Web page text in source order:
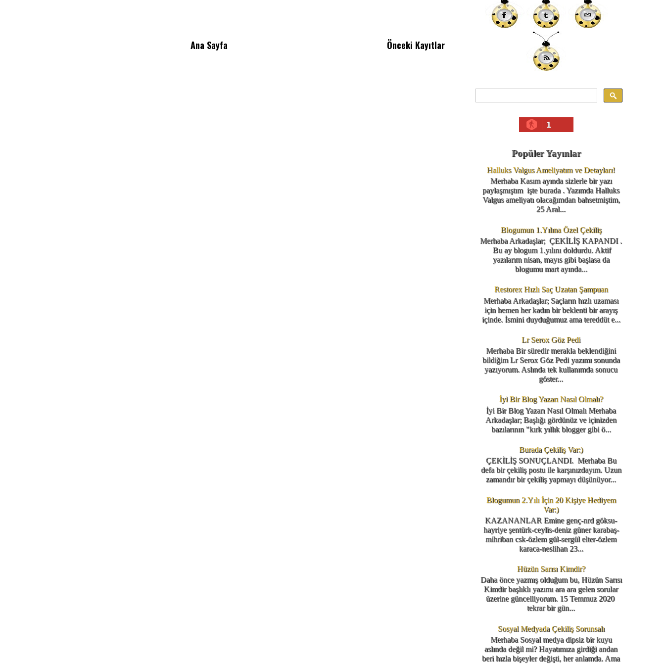
Önceki Kayıtlar
Ana Sayfa
1
Popüler Yayınlar
Halluks Valgus Ameliyatım ve Detayları!
Merhaba Kasım ayında sizlerle bir yazı
paylaşmıştım işte burada . Yazımda Halluks
Valgus ameliyatı olacağımdan bahsetmiştim,
25 Aral...
Blogumun 1.Yılına Özel Çekiliş
Merhaba Arkadaşlar; ÇEKİLİŞ KAPANDI .
Bu ay blogum 1.yılını doldurdu. Aktif
yazılarım nisan, mayıs gibi başlasa da
blogumu mart ayında...
Restorex Hızlı Saç Uzatan Şampuan
Merhaba Arkadaşlar; Saçların hızlı uzaması
için hemen her kadın bir beklenti bir arayış
içinde. İsmini duyduğumuz ama tereddüt e...
Lr Serox Göz Pedi
Merhaba Bir süredir merakla beklendiğini
bildiğim Lr Serox Göz Pedi yazımı sonunda
yazıyorum. Aslında tek kullanımda sonucu
göster...
İyi Bir Blog Yazarı Nasıl Olmalı?
İyi Bir Blog Yazarı Nasıl Olmalı Merhaba
Arkadaşlar; Başlığı gördünüz ve içinizden
bazılarının "kırk yıllık blogger gibi ö...
Burada Çekiliş Var:)
ÇEKİLİŞ SONUÇLANDI. Merhaba Bu
defa bir çekiliş postu ile karşınızdayım. Uzun
zamandır bir çekiliş yapmayı düşünüyor...
Blogumun 2.Yılı İçin 20 Kişiye Hediyem
Var:)
KAZANANLAR Emine genç-nrd göksu-
hayriye şentürk-ceylis-deniz güner karabaş-
mihriban csk-özlem gül-sergül elter-özlem
karaca-neslihan 23...
Hüzün Sarısı Kimdir?
Daha önce yazmış olduğum bu, Hüzün Sarısı
Kimdir başlıklı yazımı ara ara gelen sorular
üzerine güncelliyorum. 15 Temmuz 2020
tekrar bir gün...
Sosyal Medyada Çekiliş Sorunsalı
Merhaba Sosyal medya dipsiz bir kuyu
aslında değil mi? Hayatımıza girdiği andan
beri hızla bişeyler değişti, her anlamda. Ama